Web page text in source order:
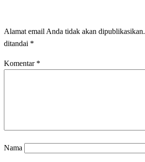
Alamat email Anda tidak akan dipublikasikan.
ditandai *
Komentar *
Nama